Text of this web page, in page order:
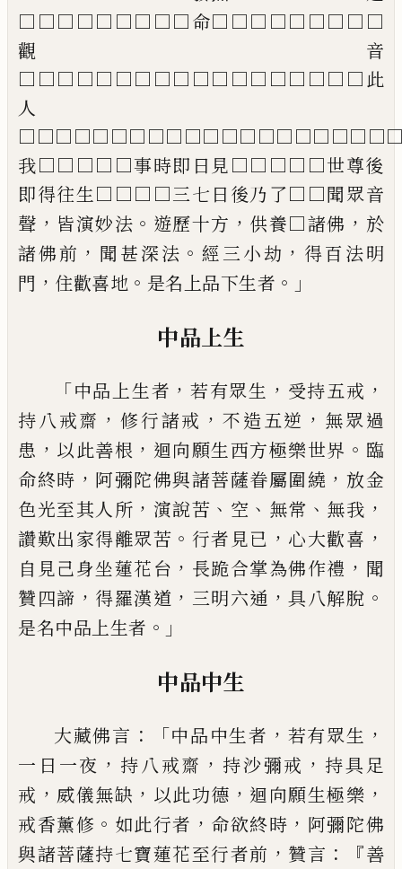
□□□□□□□□□命□□□ □□□□□□
觀音
□□□□□□□□□□□□□□□ □□□此
人
□□□□□□□□□□□□□□□□□□
我□□□□□事時即日見□□□□□世尊後
即得往生□□□□三七日後乃了□□聞眾音
聲 ， 皆演妙法 。 遊歷十方 ， 供養□諸佛 ， 於
諸佛前 ， 聞甚深法 。 經三小劫 ， 得百法明
門 ， 住歡喜地 。 是名上品下生者 。」
中品上生
「中品上生者 ，若有眾生 ， 受持五戒 ，
持八戒齋 ， 修行諸戒 ， 不造五逆 ， 無眾過
患 ， 以此善根 ， 迴向願生西方極樂世界 。 臨
命終時 ， 阿彌陀佛與諸菩薩眷屬圍繞 ， 放金
色光至其人所 ， 演說苦 、 空 、 無常 、 無我 ，
讚歎出家得離眾苦 。 行者見已 ， 心大歡喜 ，
自見己身坐蓮花台 ， 長跪合掌為佛作禮 ， 聞
贊四諦 ， 得羅漢道 ， 三明六通 ，具八解脫 。
是名中品上生者 。」
中品中生
大藏佛言 ：「中品中生者 ， 若有眾生 ，
一日一夜 ， 持八戒齋 ， 持沙彌戒 ， 持具足
戒 ， 威儀無缺 ， 以此功德 ， 迴向願生極樂 ，
戒香薰修 。 如此行者 ， 命欲終時 ， 阿彌陀佛
與諸菩薩持七寶蓮花至行者前 ， 贊言 ：『善